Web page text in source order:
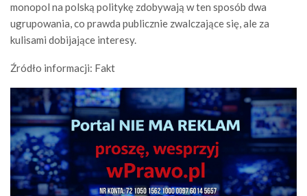
monopol na polską politykę zdobywają w ten sposób dwa
ugrupowania, co prawda publicznie zwalczające się, ale za
kulisami dobijające interesy.
Źródło informacji: Fakt